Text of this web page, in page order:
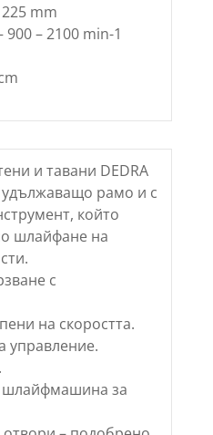
mm
900 – 2100 min-1
и тавани DEDRA
удължаващо рамо и с
който
шлайфане на
с
на скоростта.
управление.
шлайфмашина за